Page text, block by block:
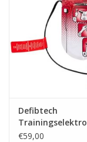
Defibtech
Lifeline View (met
€59,00